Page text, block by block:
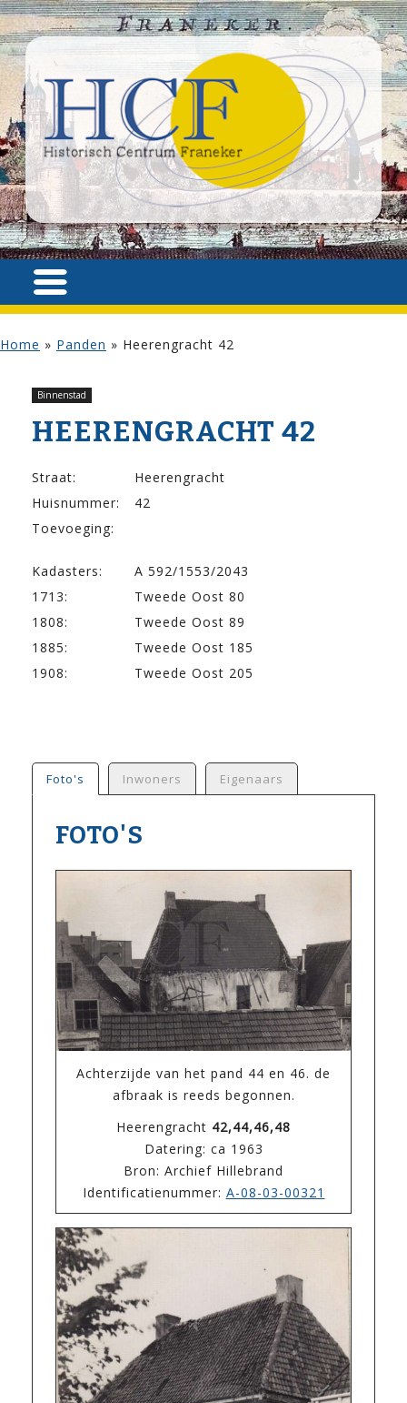
Home » Panden » Heerengracht 42
Binnenstad
HEERENGRACHT 42
Straat:
Heerengracht
Huisnummer:
42
Toevoeging:
Kadasters:
A 592/1553/2043
1713:
Tweede Oost 80
1808:
Tweede Oost 89
1885:
Tweede Oost 185
1908:
Tweede Oost 205
Foto's Inwoners Eigenaars
FOTO'S
Achterzijde van het pand 44 en 46. de
afbraak is reeds begonnen.
Heerengracht 42,44,46,48
Datering: ca 1963
Bron: Archief Hillebrand
Identificatienummer: A-08-03-00321